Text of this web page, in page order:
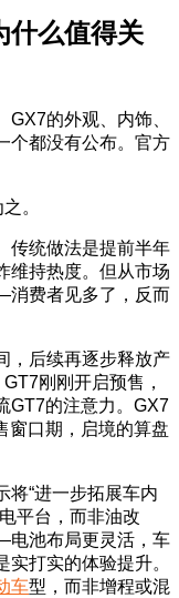
什么值得关
的外观、内饰、
都没有公布。官方
。
传统做法是提前半年
维持热度。但从市场
费者见多了，反而
，后续再逐步释放产
刚刚开启预售，
GT7的注意力。GX7
窗口期，启境的算盘
将“进一步拓展车内
平台，而非油改
池布局更灵活，车
打实的体验提升。
车型，而非增程或混